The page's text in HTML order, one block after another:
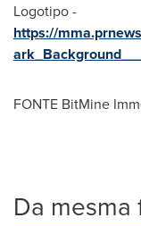
Logotipo -
https://
FONTE BitMine
Da mesma